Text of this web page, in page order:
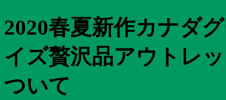
2020春夏新作カナダ
イズ贅沢品アウトレ
ついて